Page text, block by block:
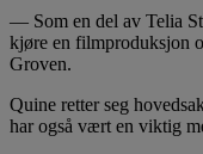
— Som en del av Telia
kjøre en filmproduksjon
Groven.
Quine retter seg
har også vært en viktig